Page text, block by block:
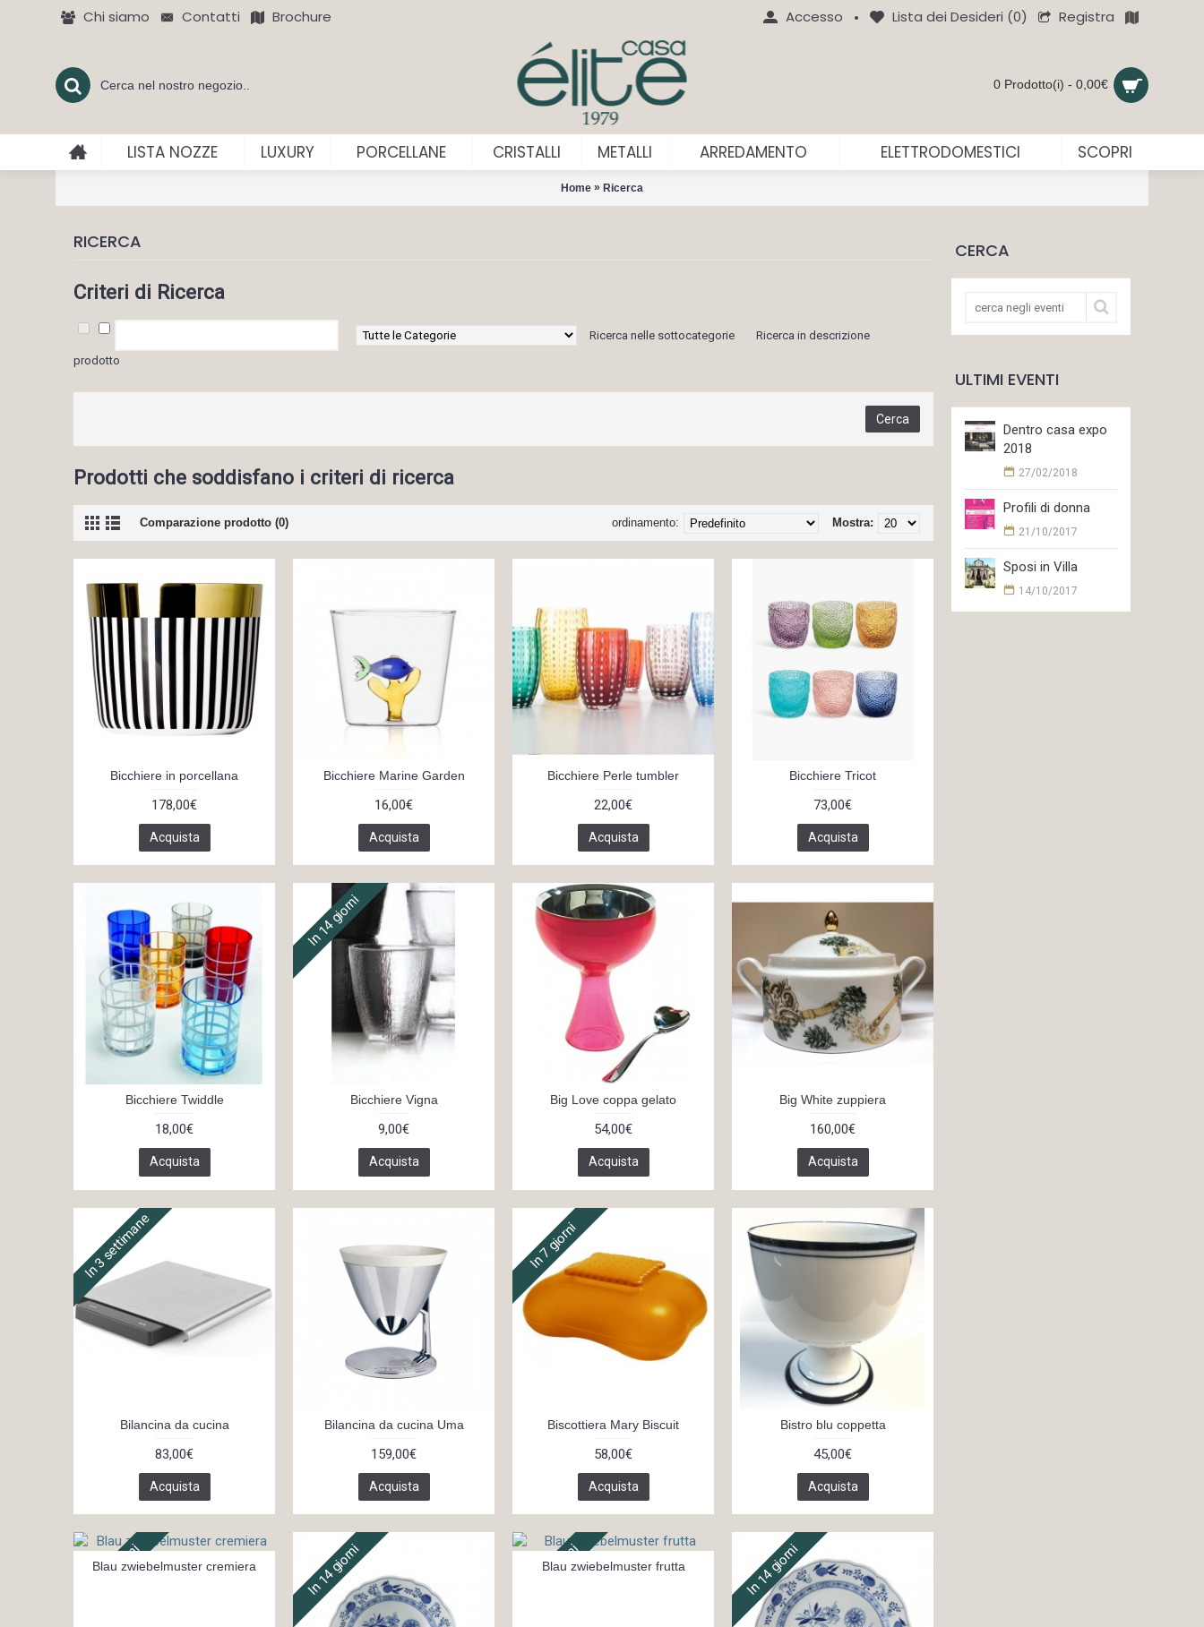
Chi siamo Contatti Brochure Accesso • Lista dei Desideri (0) Registra
0 Prodotto(i) - 0,00€
LISTA NOZZE LUXURY PORCELLANE CRISTALLI METALLI ARREDAMENTO ELETTRODOMESTICI SCOPRI
Home » Ricerca
CERCA
ULTIMI EVENTI
Dentro casa expo
2018
27/02/2018
Profili di donna
21/10/2017
Sposi in Villa
14/10/2017
RICERCA
Criteri di Ricerca
Ricerca nelle sottocategorie
Ricerca in descrizione
prodotto
Prodotti che soddisfano i criteri di ricerca
Comparazione prodotto (0) Mostra:
ordinamento:
Bicchiere in porcellana
178,00€
Acquista
Bicchiere Marine Garden
16,00€
Acquista
Bicchiere Perle tumbler
22,00€
Acquista
Bicchiere Tricot
73,00€
Acquista
Bicchiere Twiddle
18,00€
Acquista
In 14 giorni
Bicchiere Vigna
9,00€
Acquista
Big Love coppa gelato
54,00€
Acquista
Big White zuppiera
160,00€
Acquista
In 3 settimane
Bilancina da cucina
83,00€
Acquista
Bilancina da cucina Uma
159,00€
Acquista
In 7 giorni
Biscottiera Mary Biscuit
58,00€
Acquista
Bistro blu coppetta
45,00€
Acquista
In 14 giorni
Blau zwiebelmuster cremiera In 14 giorni In 14 giorni
Blau zwiebelmuster frutta In 14 giorni